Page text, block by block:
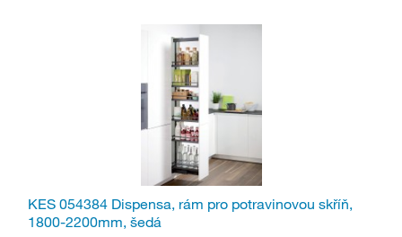
KES 054384 Dispensa, rám pro potravinovou skříň,
1800-2200mm, šedá